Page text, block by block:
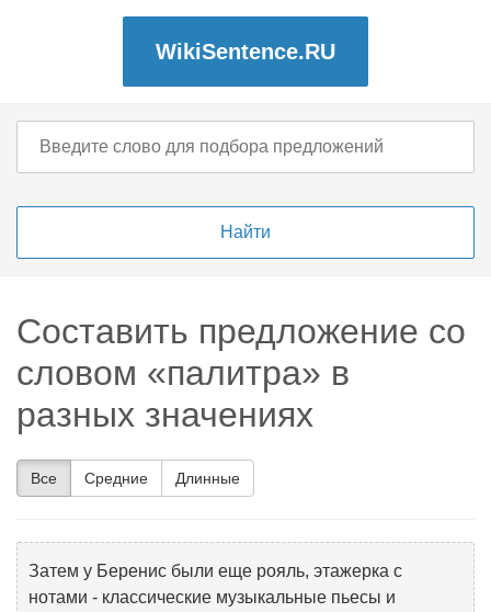
WikiSentence.RU
Составить предложение со
словом «палитра» в
разных значениях
Все Средние Длинные
Затем у Беренис были еще рояль, этажерка с
нотами - классические музыкальные пьесы и